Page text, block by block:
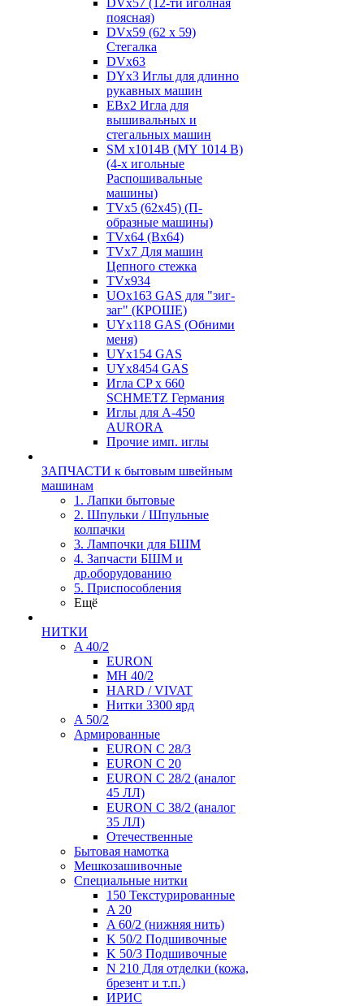
DVx57 (12-ти иголная
поясная)
DVx59 (62 x 59)
Стегалка
DVx63
DYx3 Иглы для длинно
рукавных машин
EBx2 Игла для
вышивальных и
стегальных машин
SM x1014B (MY 1014 B)
(4-х игольные
Распошивальные
машины)
TVх5 (62х45) (П-
образные машины)
TVх64 (Вх64)
TVх7 Для машин
Цепного стежка
TVх934
UOx163 GAS для "зиг-
заг" (КРОШЕ)
UYx118 GAS (Обними
меня)
UYx154 GAS
UYx8454 GAS
Игла CP х 660
SCHMETZ Германия
Иглы для А-450
AURORA
Прочие имп. иглы
ЗАПЧАСТИ к бытовым швейным
машинам
1. Лапки бытовые
2. Шпульки / Шпульные
колпачки
3. Лампочки для БШМ
4. Запчасти БШМ и
др.оборудованию
5. Приспособления
Ещё
НИТКИ
A 40/2
EURON
MH 40/2
HARD / VIVAT
Нитки 3300 ярд
A 50/2
Армированные
EURON C 28/3
EURON C 20
EURON C 28/2 (аналог
45 ЛЛ)
EURON C 38/2 (аналог
35 ЛЛ)
Отечественные
Бытовая намотка
Мешкозашивочные
Специальные нитки
150 Текстурированные
A 20
A 60/2 (нижняя нить)
K 50/2 Подшивочные
K 50/3 Подшивочные
N 210 Для отделки (кожа,
брезент и т.п.)
ИРИС